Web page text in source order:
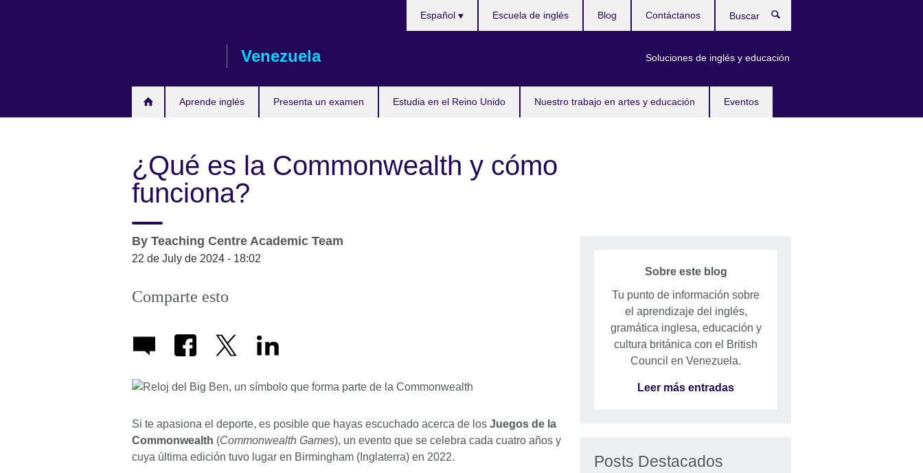
Venezuela
Aprende inglés Presenta un examen Estudia en el Reino Unido Nuestro trabajo en artes y educación Eventos
Español
Soluciones de inglés y educación
Escuela de inglés Blog Contáctanos
¿Qué es la Commonwealth y cómo
funciona?
By Teaching Centre Academic Team
22 de July de 2024 - 18:02
Comparte esto
Si te apasiona el deporte, es posible que hayas escuchado acerca de los Juegos de la
Commonwealth (Commonwealth Games), un evento que se celebra cada cuatro años y
cuya última edición tuvo lugar en Birmingham (Inglaterra) en 2022.
Sobre este blog
Tu punto de información sobre
el aprendizaje del inglés,
gramática inglesa, educación y
cultura británica con el British
Council en Venezuela.
Leer más entradas
Posts Destacados